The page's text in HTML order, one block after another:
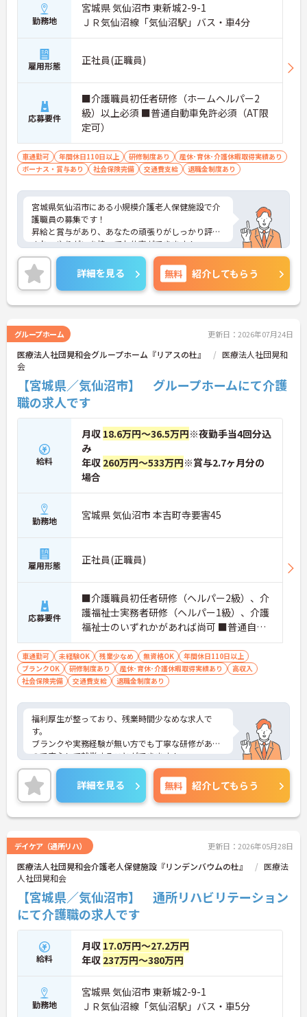
勤務地
宮城県 気仙沼市 東新城2-9-1
ＪＲ気仙沼線「気仙沼駅」バス・車4分
雇用形態 正社員(正職員)
応募要件
■介護職員初任者研修（ホームヘルパー2
級）以上必須 ■普通自動車免許必須（AT限
定可）
車通勤可 年間休日110日以上 研修制度あり
産休･育休･介護休暇取得実績あり
ボーナス・賞与あり
社会保険完備 交通費支給 退職金制度あり
宮城県気仙沼市にある小規模介護老人保健施設で介
護職員の募集です！
昇給と賞与があり、あなたの頑張りがしっかり評価
され、やりがいを持ってお仕事ができます！
また、社会保険完備で退職金制度や介護・育児休業
の取得実績もあり、安心して長期で働きやすい環境
が整っています◎
ご興味ある方は面接ポイントをお伝えしますので、
お気軽にご連絡ください。
詳細を見る 無料 紹介してもらう
グループホーム 更新日：2026年07月24日
医療法人社団晃和会グループホーム『リアスの杜』
医療法人社団晃和
会
【宮城県／気仙沼市】 グループホームにて介護
職の求人です
給料
月収 18.6万円～36.5万円※夜勤手当4回分込
み
年収 260万円～533万円※賞与2.7ヶ月分の
場合
勤務地 宮城県 気仙沼市 本吉町寺要害45
雇用形態 正社員(正職員)
応募要件
■介護職員初任者研修（ヘルパー2級）、介
護福祉士実務者研修（ヘルパー1級）、介護
福祉士のいずれかがあれば尚可 ■普通自動
車運転免許（AT車限定可） ※未経験相談可
車通勤可 未経験OK 残業少なめ 無資格OK
年間休日110日以上
ブランクOK
研修制度あり 産休･育休･介護休暇取得実績あり
高収入
社会保険完備
交通費支給 退職金制度あり
福利厚生が整っており、残業時間少なめな求人で
す。
ブランクや実務経験が無い方でも丁寧な研修がある
ので安心して就業することができます！
またUターン・Iターンの希望者も歓迎しておりま
す。
ご興味ある方には、面接対策ポイントなど、さらに
詳細をお話しいたしますのでお気軽にご相談くださ
い！
詳細を見る 無料 紹介してもらう
デイケア（通所リハ） 更新日：2026年05月28日
医療法人社団晃和会介護老人保健施設『リンデンバウムの杜』
医療法
人社団晃和会
【宮城県／気仙沼市】 通所リハビリテーション
にて介護職の求人です
給料
月収 17.0万円～27.2万円
年収 237万円～380万円
勤務地
宮城県 気仙沼市 東新城2-9-1
ＪＲ気仙沼線「気仙沼駅」バス・車5分